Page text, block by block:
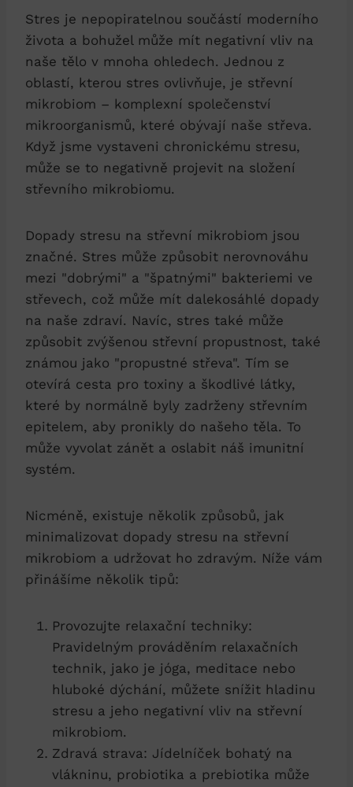
Stres je nepopiratelnou součástí moderního
života a bohužel může mít negativní vliv na
naše tělo v mnoha ohledech. Jednou z
oblastí, kterou stres ovlivňuje, je střevní
mikrobiom – komplexní společenství
mikroorganismů, které obývají naše střeva.
Když jsme vystaveni chronickému stresu,
může se to negativně projevit na složení
střevního mikrobiomu.
Dopady stresu na střevní mikrobiom jsou
značné. Stres může způsobit nerovnováhu
mezi "dobrými" a "špatnými" bakteriemi ve
střevech, což může mít dalekosáhlé dopady
na naše zdraví. Navíc, stres také může
způsobit zvýšenou střevní propustnost, také
známou jako "propustné střeva". Tím se
otevírá cesta pro toxiny a škodlivé látky,
které by normálně byly zadrženy střevním
epitelem, aby pronikly do našeho těla. To
může vyvolat zánět a oslabit náš imunitní
systém.
Nicméně, existuje několik způsobů, jak
minimalizovat dopady stresu na střevní
mikrobiom a udržovat ho zdravým. Níže vám
přinášíme několik tipů:
Provozujte relaxační techniky:
Pravidelným prováděním relaxačních
technik, jako je jóga, meditace nebo
hluboké dýchání, můžete snížit hladinu
stresu a jeho negativní vliv na střevní
mikrobiom.
Zdravá strava: Jídelníček bohatý na
vlákninu, probiotika a prebiotika může